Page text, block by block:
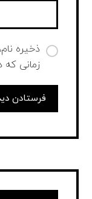
ذخیره
زمانی که
فرستادن